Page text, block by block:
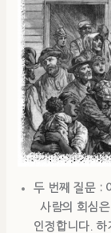
두 번째 질문 :
사람의 회심
인정합니다. 하